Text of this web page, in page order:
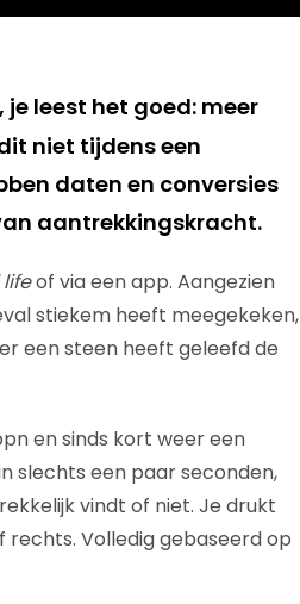
je leest het goed: meer
niet tijdens een
daten en conversies
aantrekkingskracht.
of via een app. Aangezien
stiekem heeft meegekeken,
een steen heeft geleefd de
en sinds kort weer een
slechts een paar seconden,
vindt of niet. Je drukt
rechts. Volledig gebaseerd op